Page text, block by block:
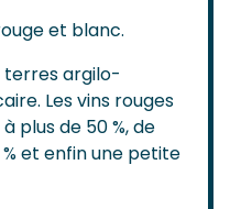
et blanc.
terres argilo-
Les vins rouges
plus de 50 %, de
et enfin une petite